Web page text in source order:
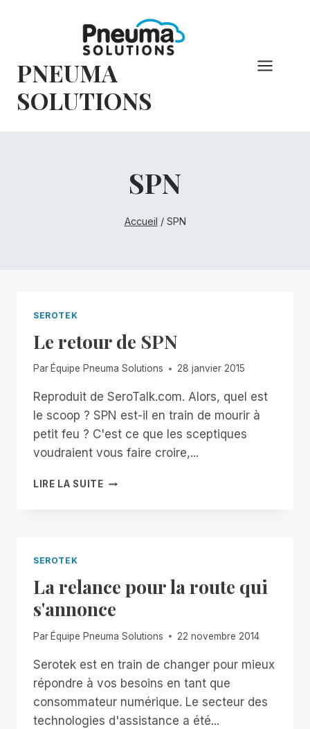
PNEUMA
SOLUTIONS
SPN
Accueil / SPN
SEROTEK
Le retour de SPN
Par Équipe Pneuma Solutions 28 janvier 2015
Reproduit de SeroTalk.com. Alors, quel est
le scoop ? SPN est-il en train de mourir à
petit feu ? C'est ce que les sceptiques
voudraient vous faire croire,...
LIRE LA SUITELE
SEROTEK
La relance pour la route qui
s'annonce
Par Équipe Pneuma Solutions 22 novembre 2014
Serotek est en train de changer pour mieux
répondre à vos besoins en tant que
consommateur numérique. Le secteur des
technologies d'assistance a été...